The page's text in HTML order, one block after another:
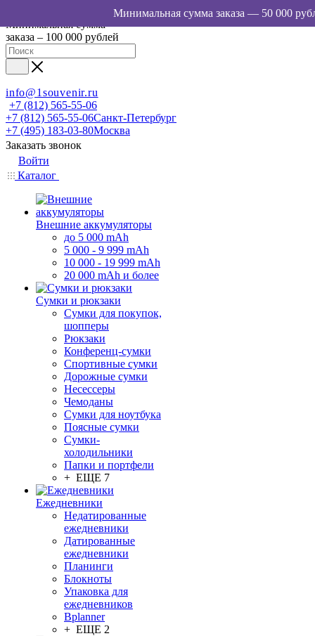
Минимальная сумма
заказа – 100 000 рублей
info@1souvenir.ru
+7 (812) 565-55-06
+7 (812) 565-55-06Санкт-Петербург
+7 (495) 183-03-80Москва
Заказать звонок
Войти
Каталог
Внешние аккумуляторы
до 5 000 mAh
5 000 - 9 999 mAh
10 000 - 19 999 mAh
20 000 mAh и более
Сумки и рюкзаки
Сумки для покупок,
шопперы
Рюкзаки
Конференц-сумки
Спортивные сумки
Дорожные сумки
Несессеры
Чемоданы
Сумки для ноутбука
Поясные сумки
Сумки-
холодильники
Папки и портфели
+ ЕЩЕ 7
Ежедневники
Недатированные
ежедневники
Датированные
ежедневники
Планинги
Блокноты
Упаковка для
ежедневников
Bplanner
+ ЕЩЕ 2